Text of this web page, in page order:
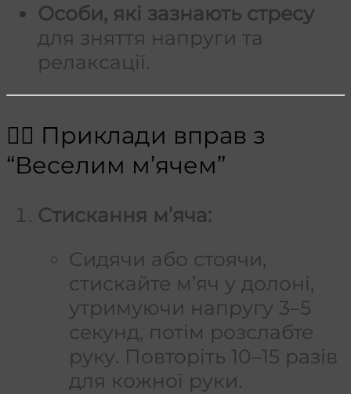
Особи, які зазнають стресу
для зняття напруги та
релаксації.
🏃‍♂️ Приклади вправ з
“Веселим м’ячем”
Стискання м’яча:
Сидячи або стоячи,
стискайте м’яч у долоні,
утримуючи напругу 3–5
секунд, потім розслабте
руку. Повторіть 10–15 разів
для кожної руки.